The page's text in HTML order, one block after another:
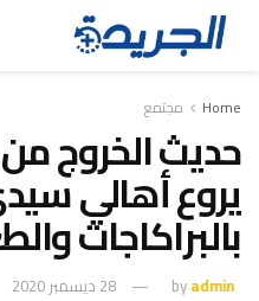
Home مجتمع
حديث الخروج
يروع أهالي
بالبراكاجات
byadmin 28 ديسمبر 2020